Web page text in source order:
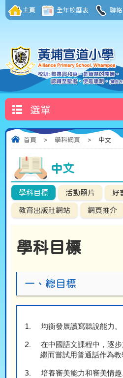
主頁 全年校曆表 聯
選單
首頁 > 學科網頁 > 中文
中文
學科目標 活動照片 好
教育出版社網站 網頁推介
學科目標
一、總目標
1. 均衡發展讀寫聽說能力。
2.
在中國語文課程中，逐
繼而嘗試用普通話作為教
3. 培養審美能力和審美情趣